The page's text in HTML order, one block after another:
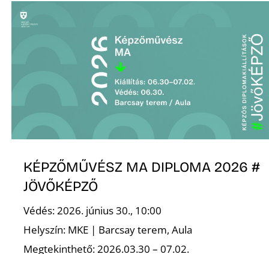
KÉPZŐMŰVÉSZ MA DIPLOMA 2026 #
JÖVŐKÉPZŐ
Védés: 2026. június 30., 10:00
Helyszín: MKE | Barcsay terem, Aula
Megtekinthető: 2026.03.30 – 07.02.